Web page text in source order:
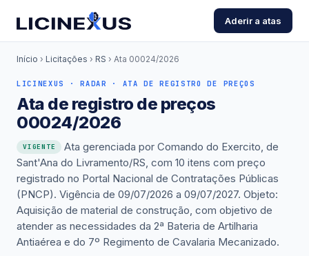
Aderir a atas
Início › Licitações › RS › Ata 00024/2026
LICINEXUS · RADAR · ATA DE REGISTRO DE PREÇOS
Ata de registro de preços
00024/2026
VIGENTE
Ata gerenciada por Comando do Exercito, de
Sant'Ana do Livramento/RS, com 10 itens com preço
registrado no Portal Nacional de Contratações Públicas
(PNCP). Vigência de 09/07/2026 a 09/07/2027. Objeto:
Aquisição de material de construção, com objetivo de
atender as necessidades da 2ª Bateria de Artilharia
Antiaérea e do 7º Regimento de Cavalaria Mecanizado.